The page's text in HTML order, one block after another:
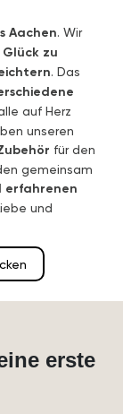
Aachen. Wir
Glück zu
. Das
auf Herz
unseren
für den
gemeinsam
erfahrenen
und
erste